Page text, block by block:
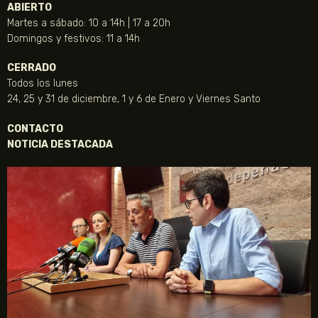
ABIERTO
Martes a sábado: 10 a 14h | 17 a 20h
Domingos y festivos: 11 a 14h
CERRADO
Todos los lunes
24, 25 y 31 de diciembre, 1 y 6 de Enero y Viernes Santo
CONTACTO
NOTICIA DESTACADA